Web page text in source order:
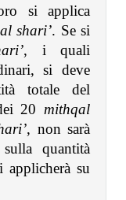
si applica
shari’. Se si
, i quali
si deve
totale del
20 mithqal
, non sarà
quantità
applicherà su